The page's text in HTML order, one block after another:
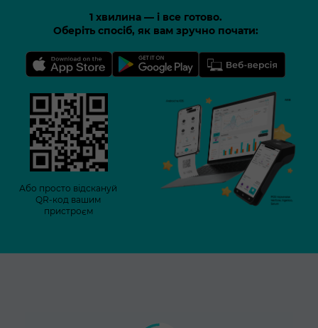
1 хвилина — і все готово.
Оберіть спосіб, як вам зручно почати:
Або просто відскануй
QR-код вашим
пристроєм